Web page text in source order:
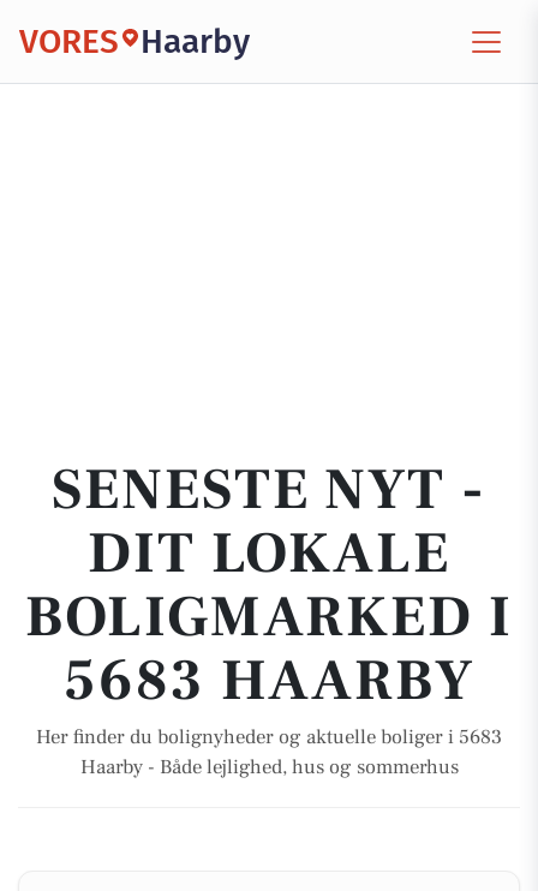
VORES Haarby
SENESTE NYT -
DIT LOKALE
BOLIGMARKED I
5683 HAARBY
Her finder du bolignyheder og aktuelle boliger i 5683
Haarby - Både lejlighed, hus og sommerhus